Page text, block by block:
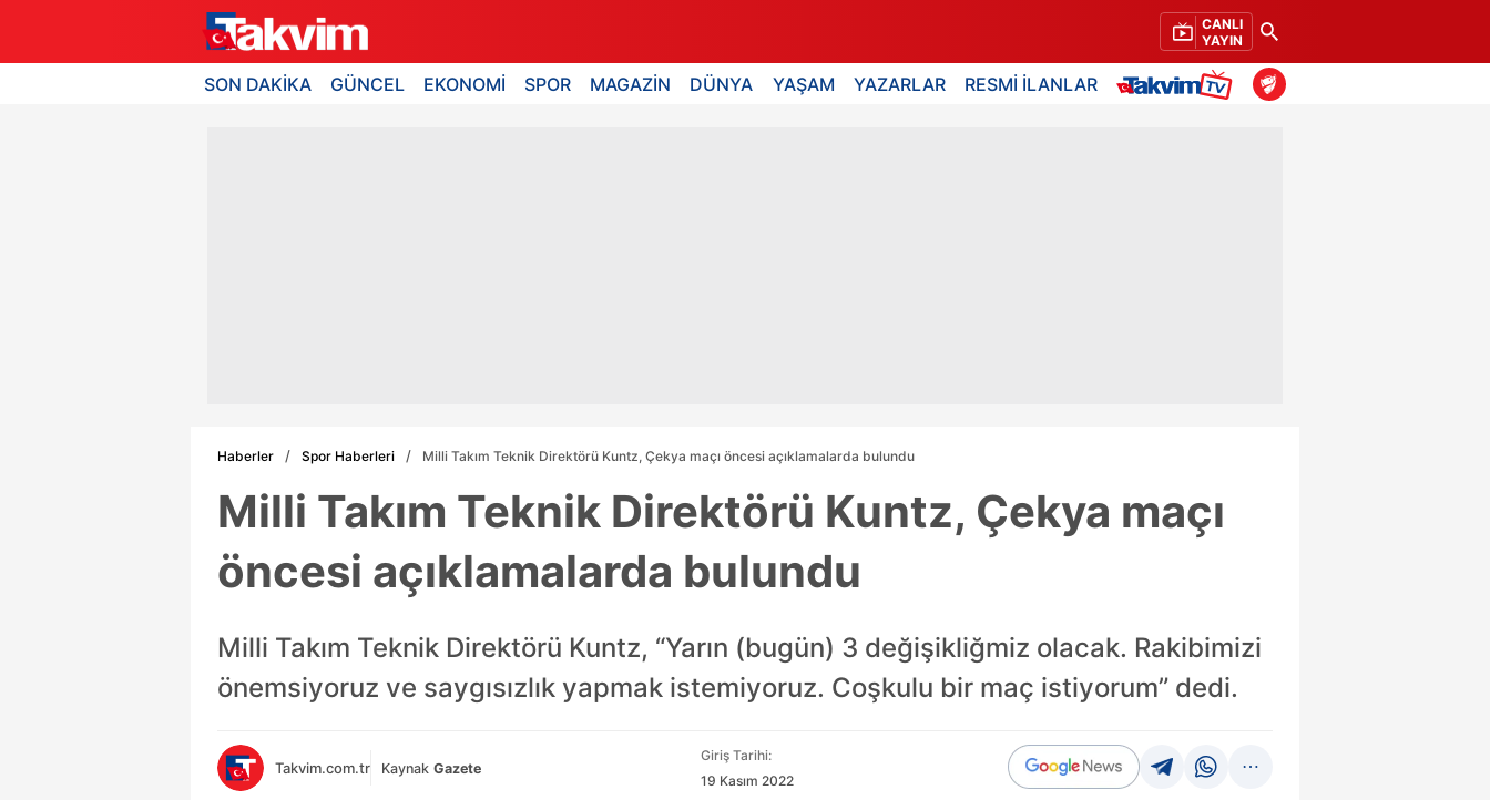
CANLI
YAYIN
SON DAKİKA GÜNCEL EKONOMİ SPOR MAGAZİN DÜNYA YAŞAM YAZARLAR RESMİ İLANLAR
Haberler Spor Haberleri Milli Takım Teknik Direktörü Kuntz, Çekya maçı öncesi açıklamalarda bulundu
Milli Takım Teknik Direktörü Kuntz, Çekya maçı
öncesi açıklamalarda bulundu
Milli Takım Teknik Direktörü Kuntz, “Yarın (bugün) 3 değişikliğmiz olacak. Rakibimizi
önemsiyoruz ve saygısızlık yapmak istemiyoruz. Coşkulu bir maç istiyorum” dedi.
Takvim.com.tr Kaynak Gazete
Giriş Tarihi:
19 Kasım 2022